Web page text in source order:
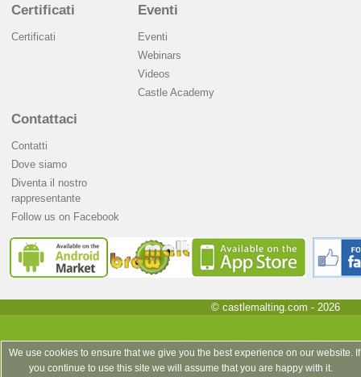
Certificati
Certificati
Eventi
Eventi
Webinars
Videos
Castle Academy
Contattaci
Contatti
Dove siamo
Diventa il nostro
rappresentante
Follow us on Facebook
© castlemalting.com - 2026
We use cookies to ensure that we give you the best experience on our website. If
you continue to use this site we will assume that you are happy with it.